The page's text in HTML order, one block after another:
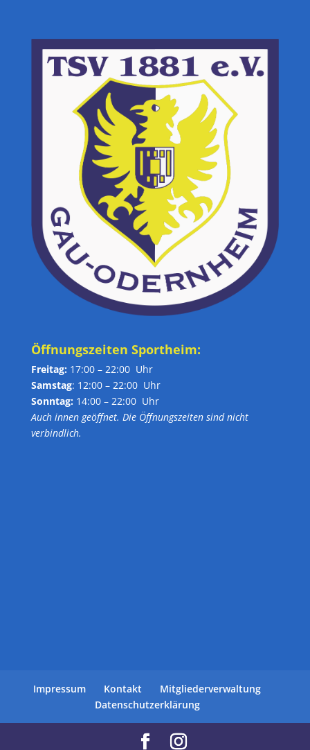
Öffnungszeiten Sportheim:
Freitag: 17:00 – 22:00 Uhr
Samstag: 12:00 – 22:00 Uhr
Sonntag: 14:00 – 22:00 Uhr
Auch innen geöffnet. Die Öffnungszeiten sind nicht
verbindlich.
Impressum Kontakt
Mitgliederverwaltung
Datenschutzerklärung